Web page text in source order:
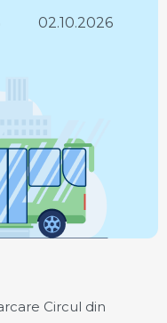
02.10.2026
Circul din